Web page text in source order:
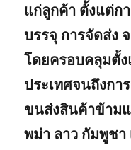
แก่ลูกค้า ตั้งแต่ก
บรรจุ การจัดส่ง
โดยครอบคลุมตั้
ประเทศจนถึงกา
ขนส่งสินค้าข้าม
พม่า ลาว กัมพูชา